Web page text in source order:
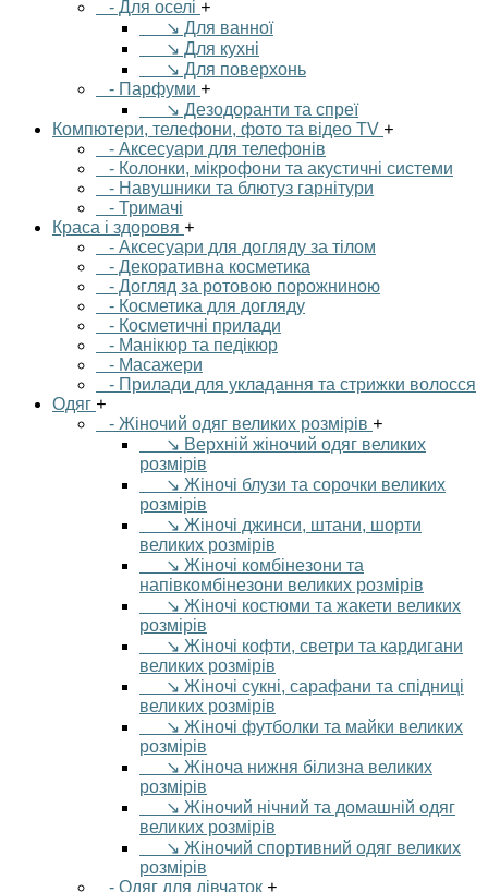
- Для оселі +
↘ Для ванної
↘ Для кухні
↘ Для поверхонь
- Парфуми +
↘ Дезодоранти та спреї
Компютери, телефони, фото та відео TV +
- Аксесуари для телефонів
- Колонки, мікрофони та акустичні системи
- Навушники та блютуз гарнітури
- Тримачі
Краса і здоровя +
- Аксесуари для догляду за тілом
- Декоративна косметика
- Догляд за ротовою порожниною
- Косметика для догляду
- Косметичні прилади
- Манікюр та педікюр
- Масажери
- Прилади для укладання та стрижки волосся
Одяг +
- Жіночий одяг великих розмірів +
↘ Верхній жіночий одяг великих
розмірів
↘ Жіночі блузи та сорочки великих
розмірів
↘ Жіночі джинси, штани, шорти
великих розмірів
↘ Жіночі комбінезони та
напівкомбінезони великих розмірів
↘ Жіночі костюми та жакети великих
розмірів
↘ Жіночі кофти, светри та кардигани
великих розмірів
↘ Жіночі сукні, сарафани та спідниці
великих розмірів
↘ Жіночі футболки та майки великих
розмірів
↘ Жіноча нижня білизна великих
розмірів
↘ Жіночий нічний та домашній одяг
великих розмірів
↘ Жіночий спортивний одяг великих
розмірів
- Одяг для дівчаток +